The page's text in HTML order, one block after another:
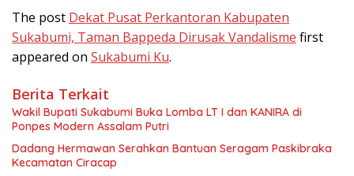
The post Dekat Pusat Perkantoran Kabupaten
Sukabumi, Taman Bappeda Dirusak Vandalisme first
appeared on Sukabumi Ku.
Berita Terkait
Wakil Bupati Sukabumi Buka Lomba LT I dan KANIRA di
Ponpes Modern Assalam Putri
Dadang Hermawan Serahkan Bantuan Seragam Paskibraka
Kecamatan Ciracap